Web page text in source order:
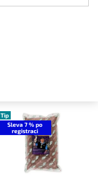
Tip
Sleva 7 % po
registraci